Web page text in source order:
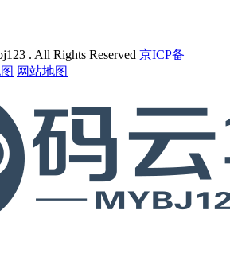
. All Rights Reserved 京ICP备
网站地图